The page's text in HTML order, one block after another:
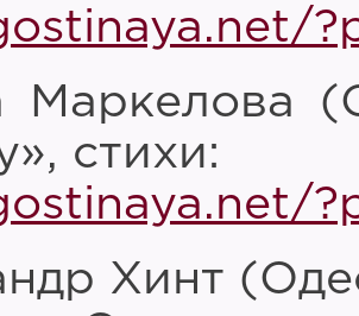
Маркелова
стихи:
Хинт